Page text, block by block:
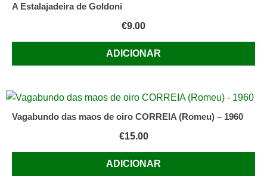
A Estalajadeira de Goldoni
€9.00
ADICIONAR
Vagabundo das maos de oiro CORREIA (Romeu) – 1960
€15.00
ADICIONAR